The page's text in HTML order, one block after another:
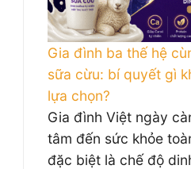
Gia đình ba thế hệ
sữa cừu: bí quyết gì
lựa chọn?
Gia đình Việt ngày
tâm đến sức khỏe
đặc biệt là chế độ